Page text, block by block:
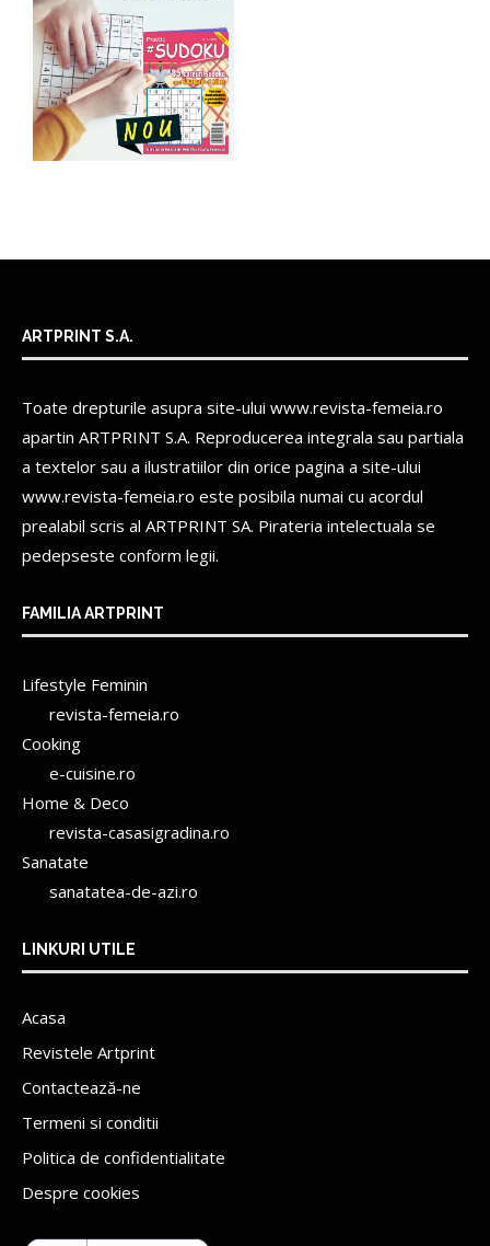
ARTPRINT S.A.
Toate drepturile asupra site-ului www.revista-femeia.ro
apartin ARTPRINT S.A. Reproducerea integrala sau partiala
a textelor sau a ilustratiilor din orice pagina a site-ului
www.revista-femeia.ro este posibila numai cu acordul
prealabil scris al ARTPRINT SA. Pirateria intelectuala se
pedepseste conform legii.
FAMILIA ARTPRINT
Lifestyle Feminin
revista-femeia.ro
Cooking
e-cuisine.ro
Home & Deco
revista-casasigradina.ro
Sanatate
sanatatea-de-azi.ro
LINKURI UTILE
Acasa
Revistele Artprint
Contactează-ne
Termeni si conditii
Politica de confidentialitate
Despre cookies